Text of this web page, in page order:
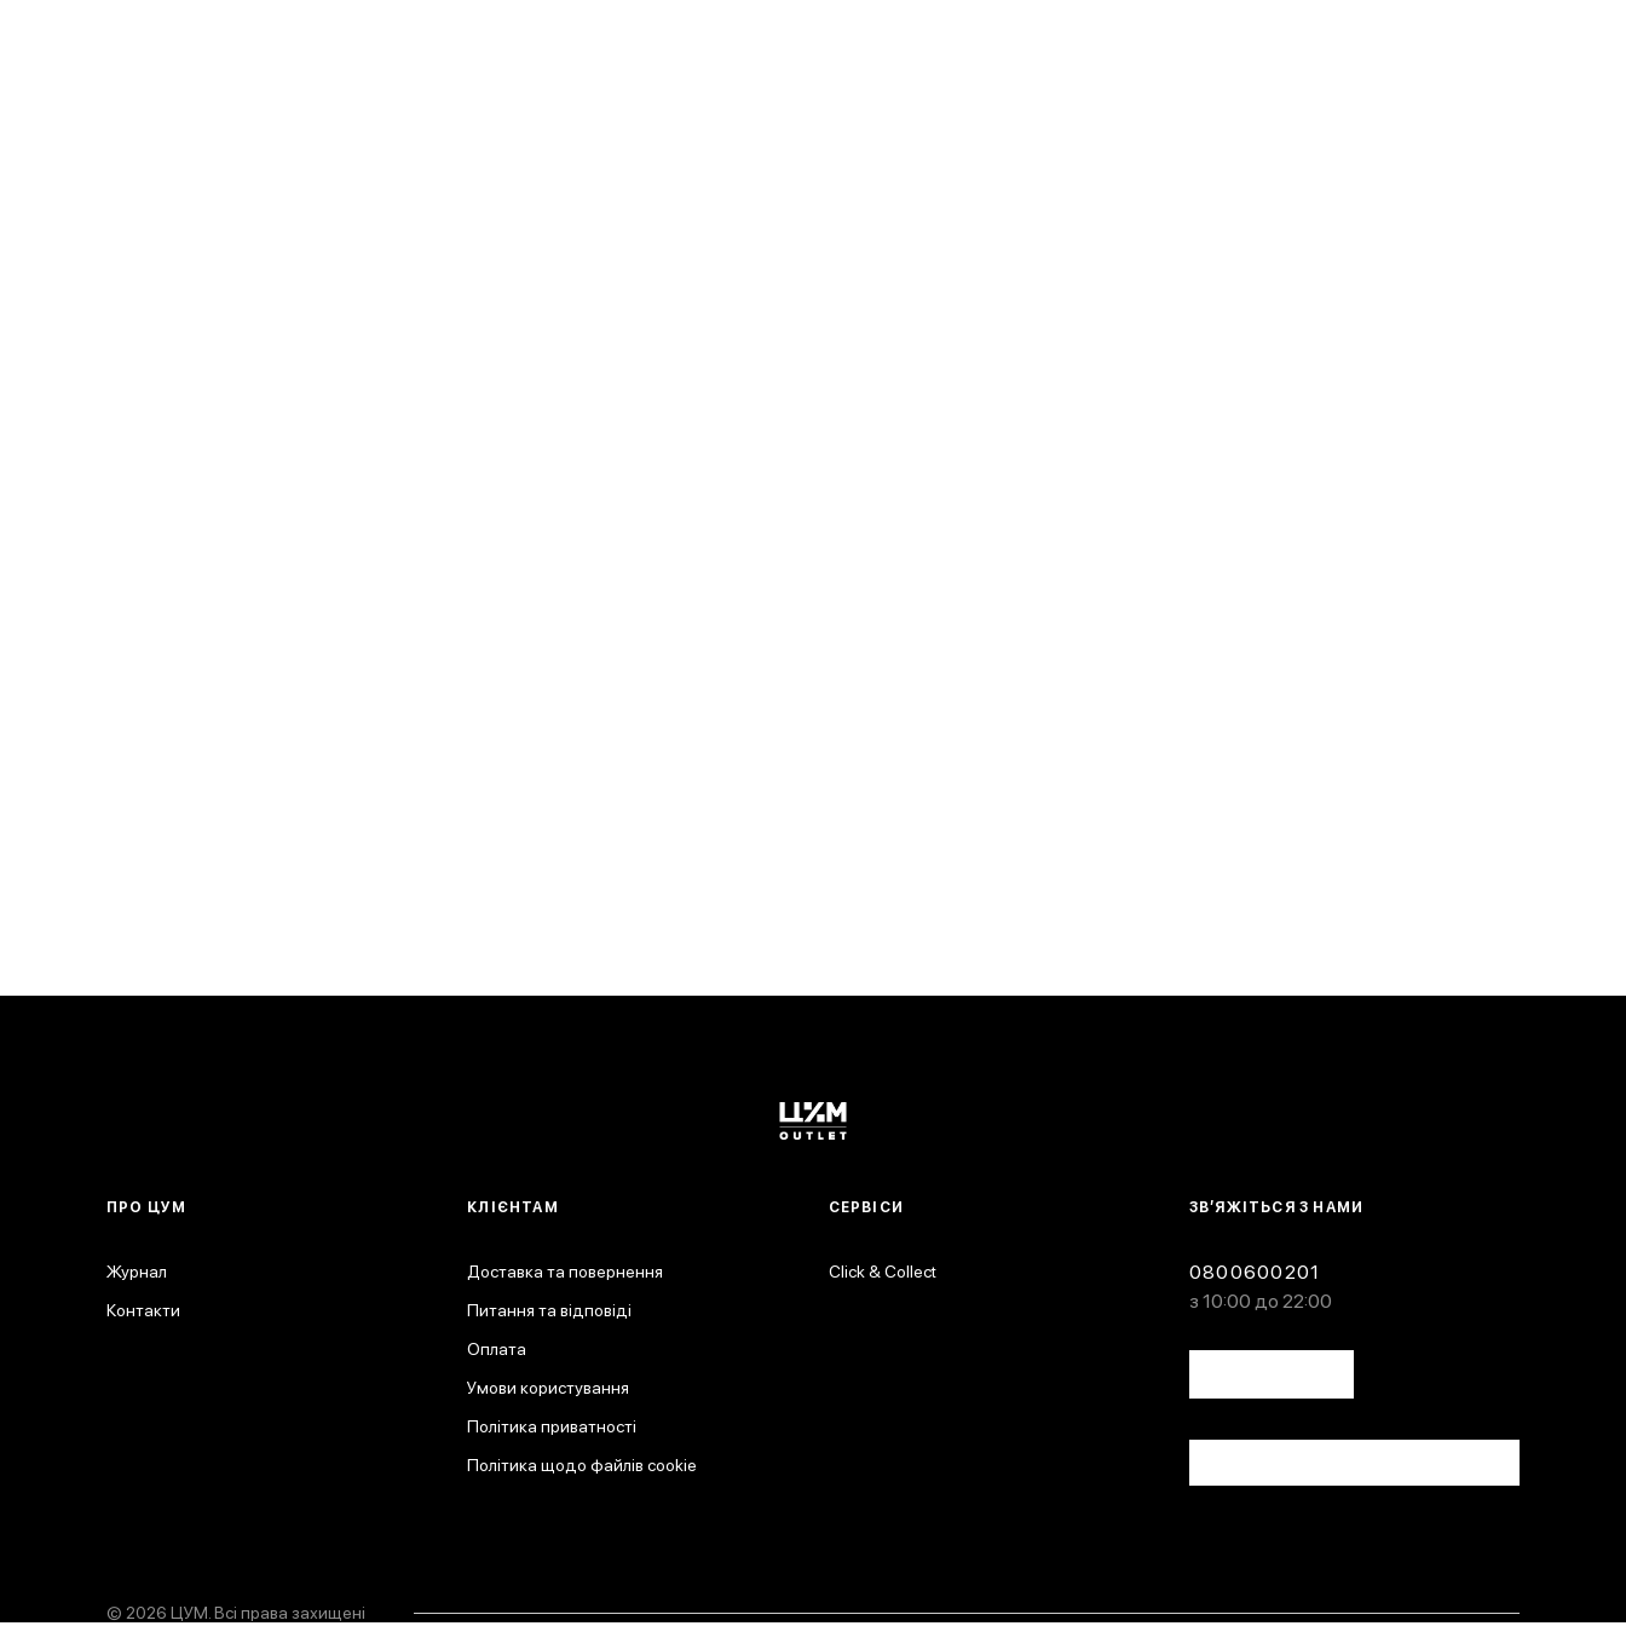
ЗВ’ЯЖІТЬСЯ З НАМИ
0800600201
з 10:00 до 22:00
ПРО ЦУМ
Журнал
Контакти
КЛІЄНТАМ
Доставка та повернення
Питання та відповіді
Оплата
Умови користування
Політика приватності
Політика щодо файлів cookie
СЕРВІСИ
Click & Collect
© 2026 ЦУМ. Всі права захищені